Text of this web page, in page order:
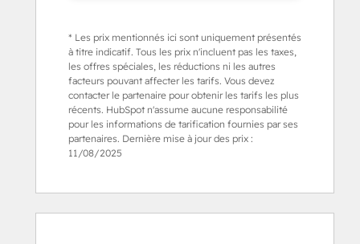
* Les prix mentionnés ici sont uniquement présentés
à titre indicatif. Tous les prix n'incluent pas les taxes,
les offres spéciales, les réductions ni les autres
facteurs pouvant affecter les tarifs. Vous devez
contacter le partenaire pour obtenir les tarifs les plus
récents. HubSpot n'assume aucune responsabilité
pour les informations de tarification fournies par ses
partenaires. Dernière mise à jour des prix :
11/08/2025